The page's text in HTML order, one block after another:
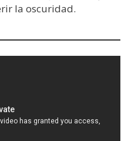
la oscuridad.